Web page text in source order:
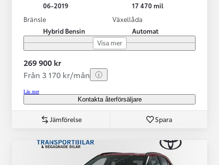
06-2019
17 470 mil
Bränsle
Hybrid Bensin
Växellåda
Automat
Visa mer
269 900 kr
Från 3 170 kr/mån
Läs mer
Kontakta återförsäljare
Jämförelse Spara